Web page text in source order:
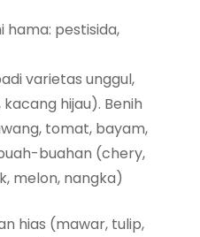
pestisida,
varietas unggul,
hijau). Benih
tomat, bayam,
buahan (chery,
melon, nangka)
hias (mawar, tulip,